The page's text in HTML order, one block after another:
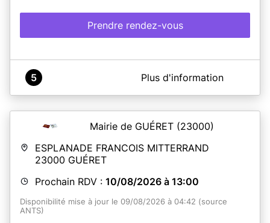
Prendre rendez-vous
A propos de Mairie de Saint-Pierre-le-Moûtier
5 Plus d'information
Mairie de GUÉRET (23000)
ESPLANADE FRANCOIS MITTERRAND
23000 GUÉRET
Prochain RDV : 10/08/2026 à 13:00
Disponibilité mise à jour le 09/08/2026 à 04:42 (source
ANTS)